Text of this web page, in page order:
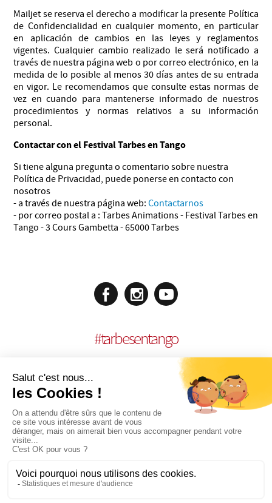
Mailjet se reserva el derecho a modificar la presente Política
de Confidencialidad en cualquier momento, en particular
en aplicación de cambios en las leyes y reglamentos
vigentes. Cualquier cambio realizado le será notificado a
través de nuestra página web o por correo electrónico, en la
medida de lo posible al menos 30 días antes de su entrada
en vigor. Le recomendamos que consulte estas normas de
vez en cuando para mantenerse informado de nuestros
procedimientos y normas relativos a su información
personal.
Contactar con el Festival Tarbes en Tango
Si tiene alguna pregunta o comentario sobre nuestra
Política de Privacidad, puede ponerse en contacto con
nosotros
- a través de nuestra página web:Contactarnos
- por correo postal a : Tarbes Animations - Festival Tarbes en
Tango - 3 Cours Gambetta - 65000 Tarbes
#tarbesentango
MENCIONES LEGALES